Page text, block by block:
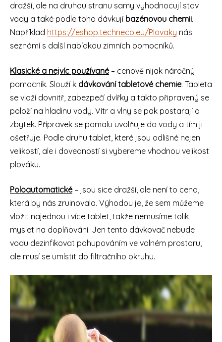
dražší, ale na druhou stranu samy vyhodnocují stav
vody a také podle toho dávkují bazénovou chemii.
Například https://eshop.techneco.eu/Plovaky nás
seznámí s další nabídkou zimních pomocníků.
Klasické a nejvíc používané– cenově nijak náročný
pomocník. Slouží k dávkování tabletové chemie. Tableta
se vloží dovnitř, zabezpečí dvířky a takto připravený se
položí na hladinu vody. Vítr a vlny se pak postarají o
zbytek. Přípravek se pomalu uvolňuje do vody a tím ji
ošetřuje. Podle druhu tablet, které jsou odlišné nejen
velikostí, ale i dovedností si vybereme vhodnou velikost
plováku.
Poloautomatické– jsou sice dražší, ale není to cena,
která by nás zruinovala. Výhodou je, že sem můžeme
vložit najednou i více tablet, takže nemusíme tolik
myslet na doplňování. Jen tento dávkovač nebude
vodu dezinfikovat pohupováním ve volném prostoru,
ale musí se umístit do filtračního okruhu.